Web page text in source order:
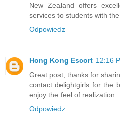
New Zealand offers
services to students with
Odpowiedz
Hong Kong Escort 12:16
Great post, thanks for
contact delightgirls for the
enjoy the feel of realization.
Odpowiedz